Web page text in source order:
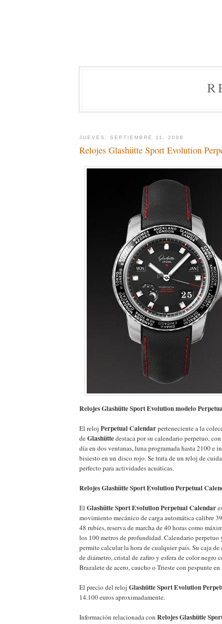
JUEVES, SEPTIEMBRE 11, 2008
Relojes Glashütte Sport Evolution
Relojes Glashütte Sport Evolution modelo
El reloj Perpetual Calendarperteneciente a la
deGlashüttedestaca por su calendario perpetuo,
día en dos ventanas, luna programada hasta 2100 e
bisiesto en un disco rojo. Se trata de un reloj de
perfecto para actividades acuáticas.
Relojes Glashütte Sport Evolution Perpetual
El Glashütte Sport Evolution Perpetual Calendar
movimiento mecánico de carga automática calibre
48 rubíes, reserva de marcha de 40 horas como
los 100 metros de profundidad. Calendario
permite calcular la hora de cualquier país. Su caja de
de diámetro, cristal de zafiro y esfera de color negro
Brazalete de acero, caucho o Trieste con pespunte
El precio del reloj Glashütte Sport Evolution
14.100 euros aproximadamente.
Información relacionada con Relojes Glashütte